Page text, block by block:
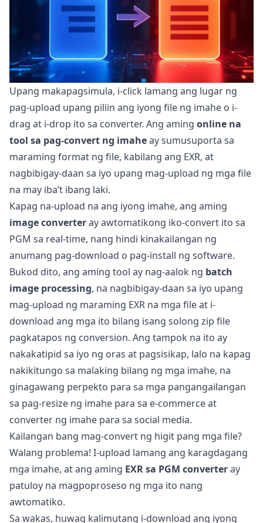
Upang makapagsimula, i-click lamang ang lugar ng
pag-upload upang piliin ang iyong file ng imahe o i-
drag at i-drop ito sa converter. Ang aming online na
tool sa pag-convert ng imaheay sumusuporta sa
maraming format ng file, kabilang ang EXR, at
nagbibigay-daan sa iyo upang mag-upload ng mga file
na may iba’t ibang laki.
Kapag na-upload na ang iyong imahe, ang aming
image converteray awtomatikong iko-convert ito sa
PGM sa real-time, nang hindi kinakailangan ng
anumang pag-download o pag-install ng software.
Bukod dito, ang aming tool ay nag-aalok ng batch
image processing, na nagbibigay-daan sa iyo upang
mag-upload ng maraming EXR na mga file at i-
download ang mga ito bilang isang solong zip file
pagkatapos ng conversion. Ang tampok na ito ay
nakakatipid sa iyo ng oras at pagsisikap, lalo na kapag
nakikitungo sa malaking bilang ng mga imahe, na
ginagawang perpekto para sa mga pangangailangan
sa pag-resize ng imahe para sa e-commerce at
converter ng imahe para sa social media.
Kailangan bang mag-convert ng higit pang mga file?
Walang problema! I-upload lamang ang karagdagang
mga imahe, at ang aming EXR sa PGM converteray
patuloy na magpoproseso ng mga ito nang
awtomatiko.
Sa wakas, huwag kalimutang i-download ang iyong